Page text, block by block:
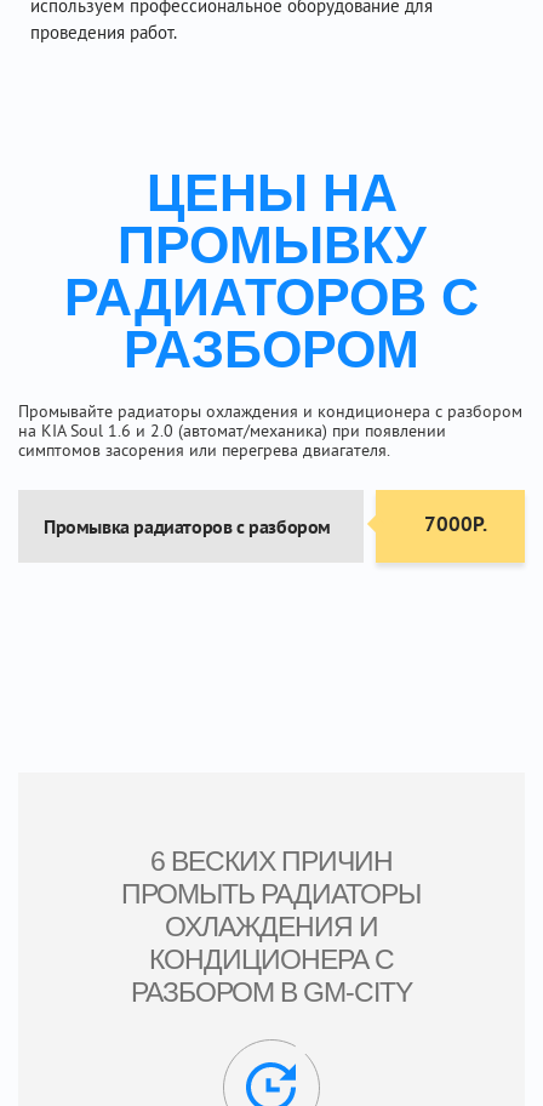
используем профессиональное оборудование для
проведения работ.
ЦЕНЫ НА
ПРОМЫВКУ
РАДИАТОРОВ С
РАЗБОРОМ
Промывайте радиаторы охлаждения и кондиционера с разбором
на KIA Soul 1.6 и 2.0 (автомат/механика) при появлении
симптомов засорения или перегрева двиагателя.
Промывка радиаторов с разбором 7000Р.
6 ВЕСКИХ ПРИЧИН
ПРОМЫТЬ РАДИАТОРЫ
ОХЛАЖДЕНИЯ И
КОНДИЦИОНЕРА С
РАЗБОРОМ В GM-CITY